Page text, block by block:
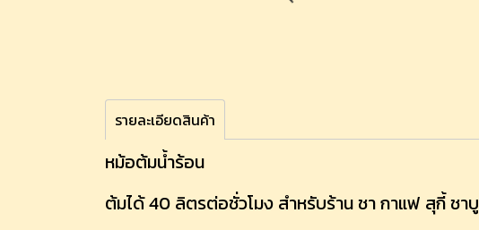
รายละเอียดสินค้า
หม้อต้มน้ำร้อน
ต้มได้ 40 ลิตรต่อชั่วโมง สำหรับร้าน ชา กาแฟ สุกี้ ชาบู